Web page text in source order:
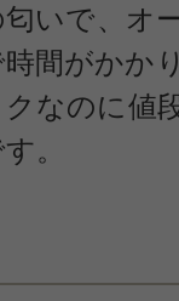
いで、オ
間がかか
なのに値
。